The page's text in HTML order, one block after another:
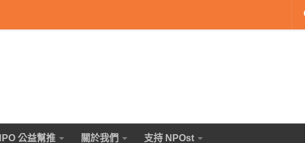
公益幫推 關於我們 支持 NPOst